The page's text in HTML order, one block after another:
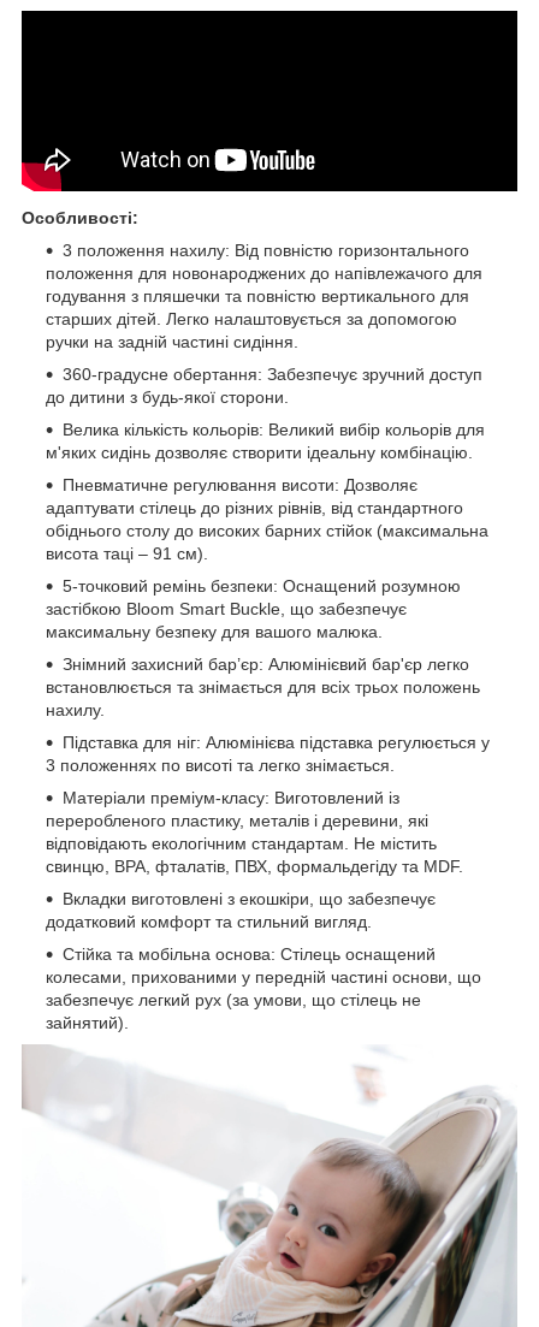
Особливості:
3 положення нахилу: Від повністю горизонтального
положення для новонароджених до напівлежачого для
годування з пляшечки та повністю вертикального для
старших дітей. Легко налаштовується за допомогою
ручки на задній частині сидіння.
360-градусне обертання: Забезпечує зручний доступ
до дитини з будь-якої сторони.
Велика кількість кольорів: Великий вибір кольорів для
м'яких сидінь дозволяє створити ідеальну комбінацію.
Пневматичне регулювання висоти: Дозволяє
адаптувати стілець до різних рівнів, від стандартного
обіднього столу до високих барних стійок (максимальна
висота таці – 91 см).
5-точковий ремінь безпеки: Оснащений розумною
застібкою Bloom Smart Buckle, що забезпечує
максимальну безпеку для вашого малюка.
Знімний захисний бар’єр: Алюмінієвий бар'єр легко
встановлюється та знімається для всіх трьох положень
нахилу.
Підставка для ніг: Алюмінієва підставка регулюється у
3 положеннях по висоті та легко знімається.
Матеріали преміум-класу: Виготовлений із
переробленого пластику, металів і деревини, які
відповідають екологічним стандартам. Не містить
свинцю, BPA, фталатів, ПВХ, формальдегіду та MDF.
Вкладки виготовлені з екошкіри, що забезпечує
додатковий комфорт та стильний вигляд.
Стійка та мобільна основа: Стілець оснащений
колесами, прихованими у передній частині основи, що
забезпечує легкий рух (за умови, що стілець не
зайнятий).